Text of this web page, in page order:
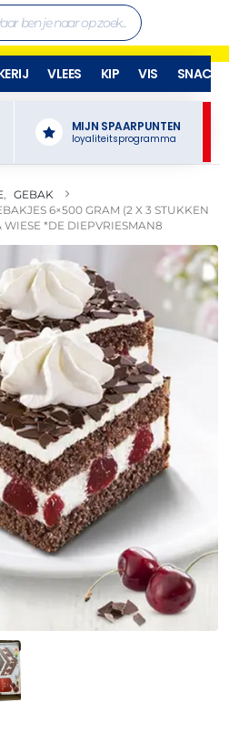
VLEES KIP VIS SNACKS
MIJN SPAARPUNTEN
loyaliteitsprogramma
GEBAK
6×500 GRAM (2 X 3 STUKKEN
*DE DIEPVRIESMAN8